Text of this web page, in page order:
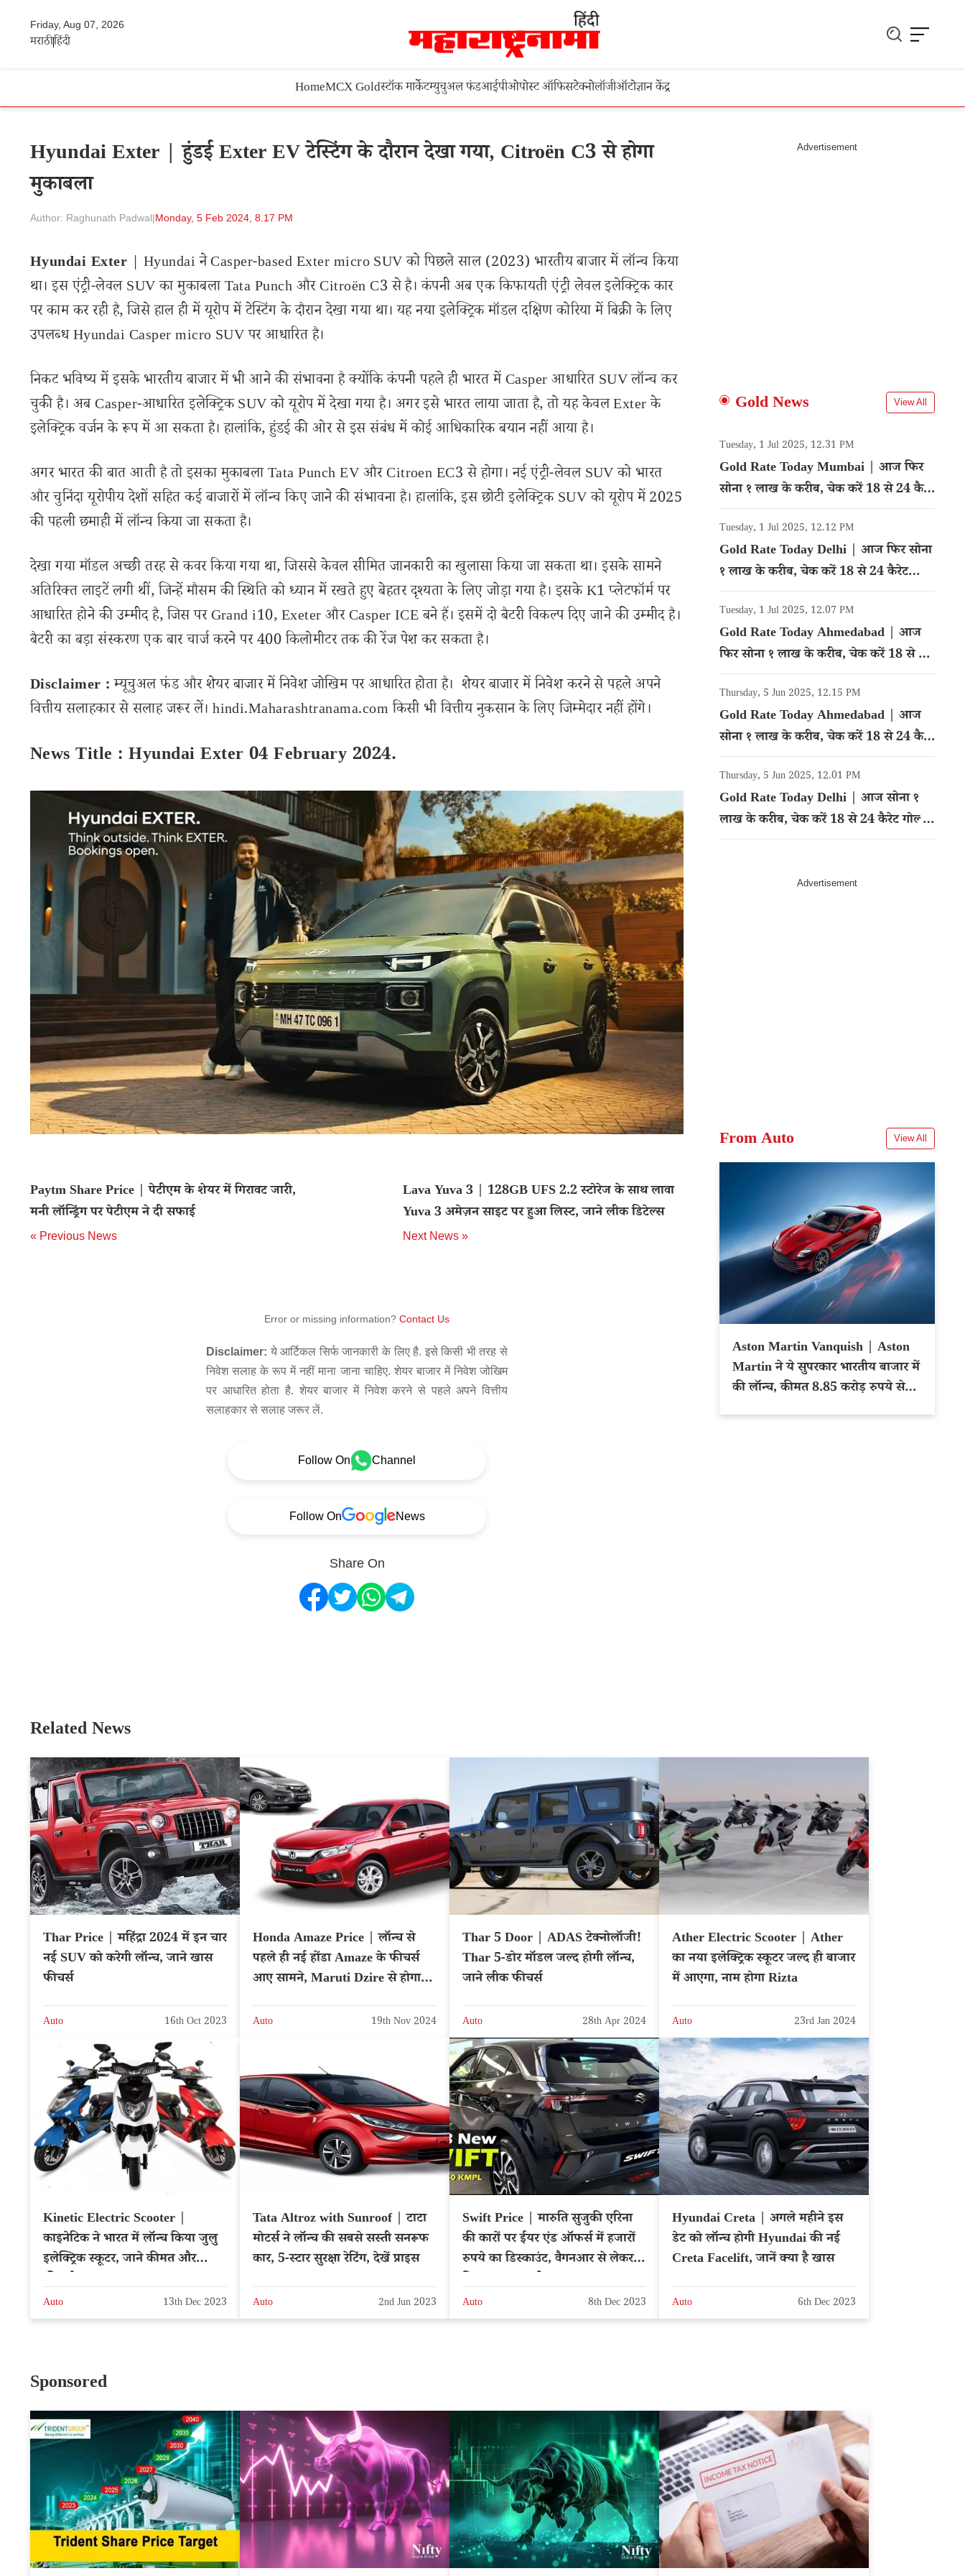
Friday, Aug 07, 2026
मराठीहिंदी
HomeMCX Goldस्टॉक मार्केटम्युचुअल फंडआईपीओपोस्ट ऑफिसटेक्नोलॉजीऑटोज्ञान केंद्र
Hyundai Exter | हुंडई Exter EV टेस्टिंग के दौरान देखा गया, Citroën C3 से होगा
मुकाबला
Author: Raghunath Padwal|Monday, 5 Feb 2024, 8.17 PM
Hyundai Exter | Hyundai ने Casper-based Exter micro SUV को पिछले साल (2023) भारतीय बाजार में लॉन्च किया
था। इस एंट्री-लेवल SUV का मुकाबला Tata Punch और Citroën C3 से है। कंपनी अब एक किफायती एंट्री लेवल इलेक्ट्रिक कार
पर काम कर रही है, जिसे हाल ही में यूरोप में टेस्टिंग के दौरान देखा गया था। यह नया इलेक्ट्रिक मॉडल दक्षिण कोरिया में बिक्री के लिए
उपलब्ध Hyundai Casper micro SUV पर आधारित है।
निकट भविष्य में इसके भारतीय बाजार में भी आने की संभावना है क्योंकि कंपनी पहले ही भारत में Casper आधारित SUV लॉन्च कर
चुकी है। अब Casper-आधारित इलेक्ट्रिक SUV को यूरोप में देखा गया है। अगर इसे भारत लाया जाता है, तो यह केवल Exter के
इलेक्ट्रिक वर्जन के रूप में आ सकता है। हालांकि, हुंडई की ओर से इस संबंध में कोई आधिकारिक बयान नहीं आया है।
अगर भारत की बात आती है तो इसका मुकाबला Tata Punch EV और Citroen EC3 से होगा। नई एंट्री-लेवल SUV को भारत
और चुनिंदा यूरोपीय देशों सहित कई बाजारों में लॉन्च किए जाने की संभावना है। हालांकि, इस छोटी इलेक्ट्रिक SUV को यूरोप में 2025
की पहली छमाही में लॉन्च किया जा सकता है।
देखा गया मॉडल अच्छी तरह से कवर किया गया था, जिससे केवल सीमित जानकारी का खुलासा किया जा सकता था। इसके सामने
अतिरिक्त लाइटें लगी थीं, जिन्हें मौसम की स्थिति को ध्यान में रखते हुए बेहतर दृश्यता के लिए जोड़ा गया है। इसके K1 प्लेटफॉर्म पर
आधारित होने की उम्मीद है, जिस पर Grand i10, Exeter और Casper ICE बने हैं। इसमें दो बैटरी विकल्प दिए जाने की उम्मीद है।
बैटरी का बड़ा संस्करण एक बार चार्ज करने पर 400 किलोमीटर तक की रेंज पेश कर सकता है।
Disclaimer :म्यूचुअल फंड और शेयर बाजार में निवेश जोखिम पर आधारित होता है। शेयर बाजार में निवेश करने से पहले अपने
वित्तीय सलाहकार से सलाह जरूर लें। hindi.Maharashtranama.com किसी भी वित्तीय नुकसान के लिए जिम्मेदार नहीं होंगे।
News Title : Hyundai Exter 04 February 2024.
Paytm Share Price | पेटीएम के शेयर में गिरावट जारी,
मनी लॉन्ड्रिंग पर पेटीएम ने दी सफाई
« Previous News
Lava Yuva 3 | 128GB UFS 2.2 स्टोरेज के साथ लावा
Yuva 3 अमेज़न साइट पर हुआ लिस्ट, जाने लीक डिटेल्स
Next News »
Error or missing information? Contact Us
Disclaimer: ये आर्टिकल सिर्फ जानकारी के लिए है. इसे किसी भी तरह से
निवेश सलाह के रूप में नहीं माना जाना चाहिए. शेयर बाजार में निवेश जोखिम
पर आधारित होता है. शेयर बाजार में निवेश करने से पहले अपने वित्तीय
सलाहकार से सलाह जरूर लें.
Follow On Channel
Follow On News
Share On
Gold News View All
Tuesday, 1 Jul 2025, 12.31 PM
Gold Rate Today Mumbai | आज फिर
सोना १ लाख के करीब, चेक करें 18 से 24 कैरेट
गोल्ड का रेट
Tuesday, 1 Jul 2025, 12.12 PM
Gold Rate Today Delhi | आज फिर सोना
१ लाख के करीब, चेक करें 18 से 24 कैरेट
गोल्ड का रेट
Tuesday, 1 Jul 2025, 12.07 PM
Gold Rate Today Ahmedabad | आज
फिर सोना १ लाख के करीब, चेक करें 18 से 24
कैरेट गोल्ड का रेट
Thursday, 5 Jun 2025, 12.15 PM
Gold Rate Today Ahmedabad | आज
सोना १ लाख के करीब, चेक करें 18 से 24 कैरेट
गोल्ड का रेट
Thursday, 5 Jun 2025, 12.01 PM
Gold Rate Today Delhi | आज सोना १
लाख के करीब, चेक करें 18 से 24 कैरेट गोल्ड
का रेट
From Auto View All
Aston Martin Vanquish | Aston
Martin ने ये सुपरकार भारतीय बाजार में
की लॉन्च, कीमत 8.85 करोड़ रुपये से
Related News
Thar Price | महिंद्रा 2024 में इन चार
नई SUV को करेगी लॉन्च, जाने खास
फीचर्स
Auto 16th Oct 2023
Honda Amaze Price | लॉन्च से
पहले ही नई होंडा Amaze के फीचर्स
आए सामने, Maruti Dzire से होगा
Auto 19th Nov 2024
Thar 5 Door | ADAS टेक्नोलॉजी!
Thar 5-डोर मॉडल जल्द होगी लॉन्च,
जाने लीक फीचर्स
Auto 28th Apr 2024
Ather Electric Scooter | Ather
का नया इलेक्ट्रिक स्कूटर जल्द ही बाजार
में आएगा, नाम होगा Rizta
Auto 23rd Jan 2024
Kinetic Electric Scooter |
काइनेटिक ने भारत में लॉन्च किया जुलु
इलेक्ट्रिक स्कूटर, जाने कीमत और
Auto 13th Dec 2023
Tata Altroz with Sunroof | टाटा
मोटर्स ने लॉन्च की सबसे सस्ती सनरूफ
कार, 5-स्टार सुरक्षा रेटिंग, देखें प्राइस
Auto 2nd Jun 2023
Swift Price | मारुति सुजुकी एरिना
की कारों पर ईयर एंड ऑफर्स में हजारों
रुपये का डिस्काउंट, वैगनआर से लेकर
Auto 8th Dec 2023
Hyundai Creta | अगले महीने इस
डेट को लॉन्च होगी Hyundai की नई
Creta Facelift, जानें क्या है खास
Auto 6th Dec 2023
Sponsored